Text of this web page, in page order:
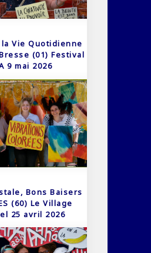
Vie Quotidienne
(01) Festival
9 mai 2026
Bons Baisers
(60) Le Village
25 avril 2026